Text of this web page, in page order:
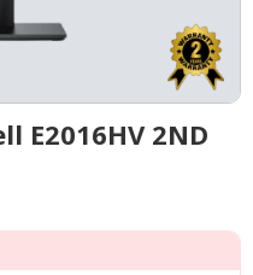
E2016HV 2ND